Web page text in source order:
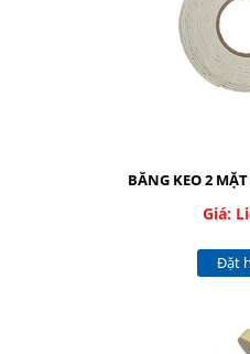
BĂNG KEO 2
Giá:
Đặt